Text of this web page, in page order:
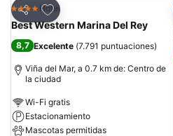
Compartir
Agregar a favoritos
4 EstrellasHotel
Best Western Marina Del Rey
8,7 Excelente (7.791 puntuaciones)
Viña del Mar, a 0.7 km de: Centro de
la ciudad
Wi-Fi gratis
Estacionamiento
Mascotas permitidas